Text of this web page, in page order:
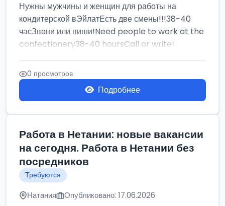
Нужны мужчины и женщин для работы на
кондитерской вЭйлатЕсть две смены!!!38-40
часЗвони или пиши!Need people to work at the
confectionery38-40 hoursCall or write!
0 просмотров
Подробнее
Работа в Нетании: новые вакансии
на сегодня. Работа в Нетании без
посредников
Требуются
Натания Опубликовано: 17.06.2026